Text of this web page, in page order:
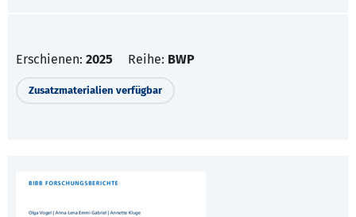
Erschienen: 2025 Reihe: BWP
Zusatzmaterialien verfügbar